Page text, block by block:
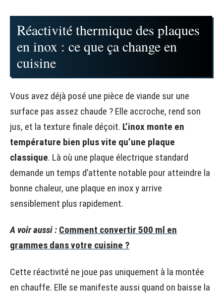
Réactivité thermique des plaques
en inox : ce que ça change en
cuisine
Vous avez déjà posé une pièce de viande sur une
surface pas assez chaude ? Elle accroche, rend son
jus, et la texture finale déçoit. L’inox monte en
température bien plus vite qu’une plaque
classique. Là où une plaque électrique standard
demande un temps d’attente notable pour atteindre la
bonne chaleur, une plaque en inox y arrive
sensiblement plus rapidement.
A voir aussi : Comment convertir 500 ml en
grammes dans votre cuisine ?
Cette réactivité ne joue pas uniquement à la montée
en chauffe. Elle se manifeste aussi quand on baisse la